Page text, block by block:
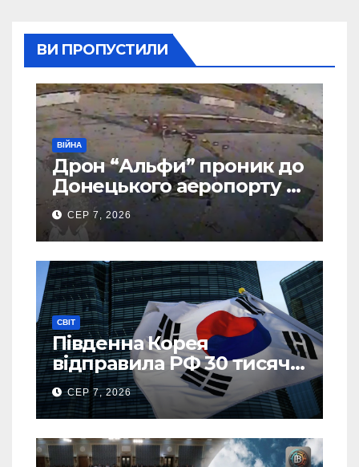
ВИ ПРОПУСТИЛИ
ВІЙНА
Дрон “Альфи” проник до
Донецького аеропорту та
спалив “Шахед” ще до
запуску
СЕР 7, 2026
СВІТ
Південна Корея
відправила РФ 30 тисяч
тонн авіапалива
СЕР 7, 2026